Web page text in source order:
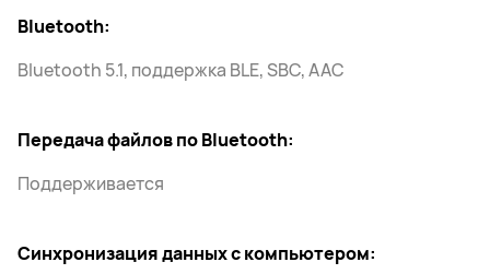
Bluetooth:
Bluetooth 5.1, поддержка BLE, SBC, AAC
Передача файлов по Bluetooth:
Поддерживается
Синхронизация данных с компьютером: